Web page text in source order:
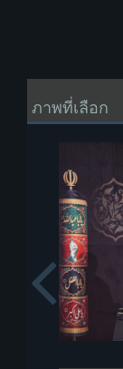
ภาพที่เลือก